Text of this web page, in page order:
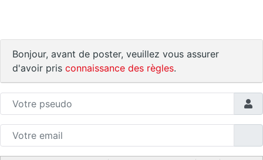
Bonjour, avant de poster, veuillez vous assurer
d'avoir pris connaissance des règles.